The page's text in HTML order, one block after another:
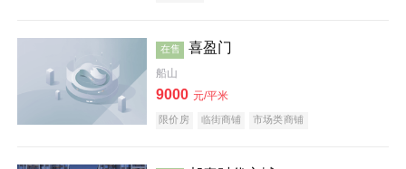
在售 喜盈门
船山
9000 元/平米
限价房 临街商铺 市场类商铺